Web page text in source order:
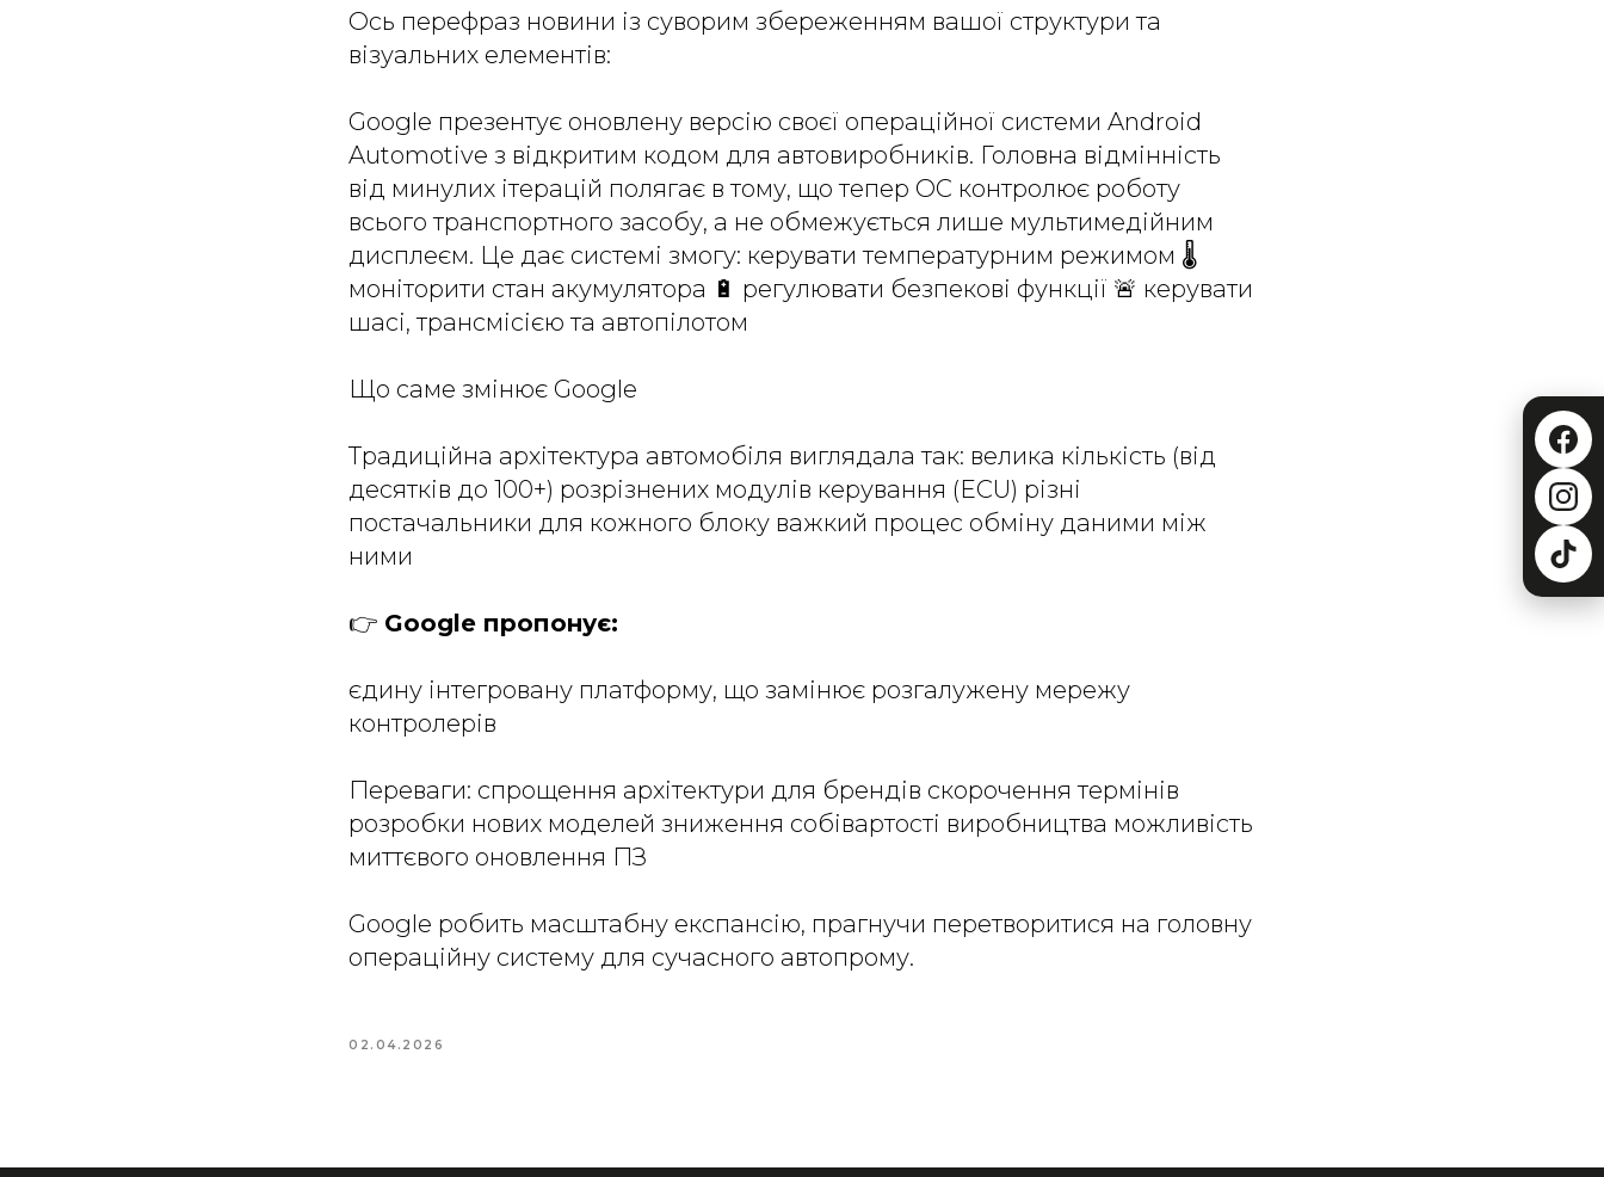
Ось перефраз новини із суворим збереженням вашої структури та
візуальних елементів:
Google презентує оновлену версію своєї операційної системи Android
Automotive з відкритим кодом для автовиробників. Головна відмінність
від минулих ітерацій полягає в тому, що тепер ОС контролює роботу
всього транспортного засобу, а не обмежується лише мультимедійним
дисплеєм. Це дає системі змогу: керувати температурним режимом 🌡️
моніторити стан акумулятора 🔋 регулювати безпекові функції 🚨 керувати
шасі, трансмісією та автопілотом
Що саме змінює Google
Традиційна архітектура автомобіля виглядала так: велика кількість (від
десятків до 100+) розрізнених модулів керування (ECU) різні
постачальники для кожного блоку важкий процес обміну даними між
ними
👉 Google пропонує:
єдину інтегровану платформу, що замінює розгалужену мережу
контролерів
Переваги: спрощення архітектури для брендів скорочення термінів
розробки нових моделей зниження собівартості виробництва можливість
миттєвого оновлення ПЗ
Google робить масштабну експансію, прагнучи перетворитися на головну
операційну систему для сучасного автопрому.
02.04.2026